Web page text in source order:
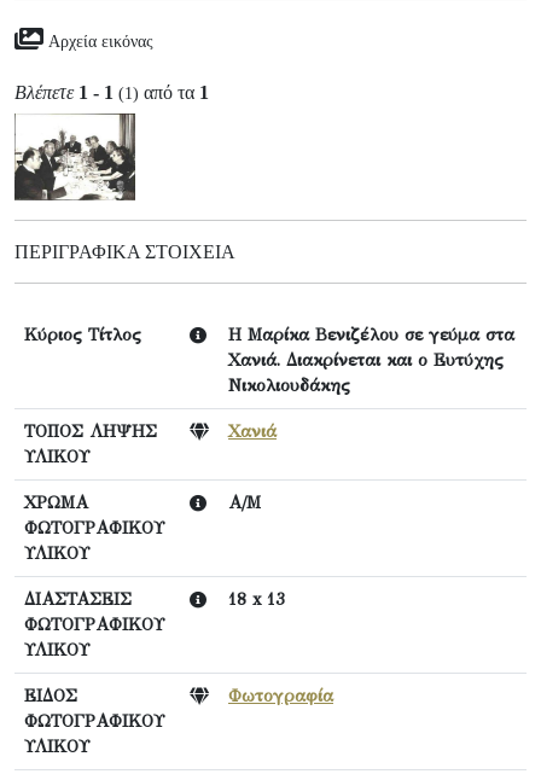
Αρχεία εικόνας
Βλέπετε 1 - 1 (1) από τα 1
ΠΕΡΙΓΡΑΦΙΚΆ ΣΤΟΙΧΕΊΑ
Κύριος Τίτλος
Η Μαρίκα Βενιζέλου σε γεύμα στα
Χανιά. Διακρίνεται και ο Ευτύχης
Νικολιουδάκης
ΤΟΠΟΣ ΛΗΨΗΣ
ΥΛΙΚΟΥ
Χανιά
ΧΡΩΜΑ
ΦΩΤΟΓΡΑΦΙΚΟΥ
ΥΛΙΚΟΥ
Α/Μ
ΔΙΑΣΤΑΣΕΙΣ
ΦΩΤΟΓΡΑΦΙΚΟΥ
ΥΛΙΚΟΥ
18 x 13
ΕΙΔΟΣ
ΦΩΤΟΓΡΑΦΙΚΟΥ
ΥΛΙΚΟΥ
Φωτογραφία